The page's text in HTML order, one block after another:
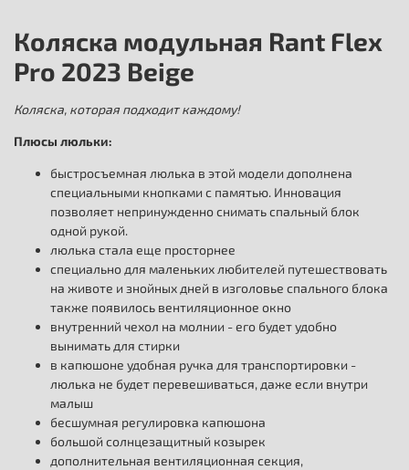
Коляска модульная Rant Flex
Pro 2023 Beige
Коляска, которая подходит каждому!
Плюсы люльки:
быстросъемная люлька в этой модели дополнена
специальными кнопками с памятью. Инновация
позволяет непринужденно снимать спальный блок
одной рукой.
люлька стала еще просторнее
специально для маленьких любителей путешествовать
на животе и знойных дней в изголовье спального блока
также появилось вентиляционное окно
внутренний чехол на молнии - его будет удобно
вынимать для стирки
в капюшоне удобная ручка для транспортировки -
люлька не будет перевешиваться, даже если внутри
малыш
бесшумная регулировка капюшона
большой солнцезащитный козырек
дополнительная вентиляционная секция,